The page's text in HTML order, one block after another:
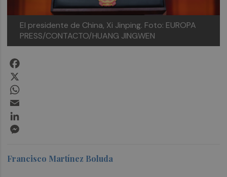
El presidente de China, Xi Jinping. Foto: EUROPA
PRESS/CONTACTO/HUANG JINGWEN
Francisco Martínez Boluda